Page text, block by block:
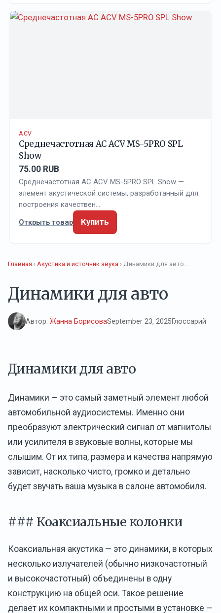
ACV
Среднечастотная АС ACV MS-5PRO SPL
Show
75.00 RUB
Среднечастотная АС ACV MS-5PRO SPL Show —
элемент акустической системы, разработанный для
построения качествен…
Открыть товар
Купить
Главная › Акустика и источник звука › Динамики для авто…
Динамики для авто
Автор: Жанна БорисоваSeptember 23, 2025Глоссарий
Динамики для авто
Динамики — это самый заметный элемент любой
автомобильной аудиосистемы. Именно они
преобразуют электрический сигнал от магнитолы
или усилителя в звуковые волны, которые мы
слышим. От их типа, размера и качества напрямую
зависит, насколько чисто, громко и детально
будет звучать ваша музыка в салоне автомобиля.
### Коаксиальные колонки
Коаксиальная акустика — это динамики, в которых
несколько излучателей (обычно низкочастотный
и высокочастотный) объединены в одну
конструкцию на общей оси. Такое решение
делает их компактными и простыми в установке —